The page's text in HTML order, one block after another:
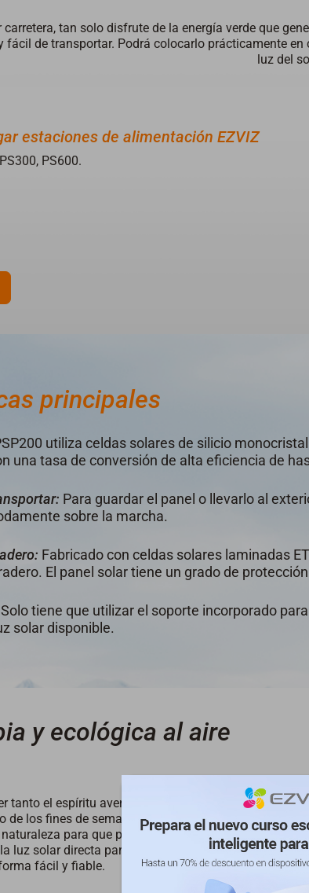
carretera, tan solo disfrute de la energía verde que
fácil de transportar. Podrá colocarlo prácticamente
luz del
estaciones de alimentación EZVIZ
PS600.
principales
utiliza celdas solares de silicio
una tasa de conversión de alta eficiencia de
Para guardar el panel o llevarlo al
sobre la marcha.
Fabricado con celdas solares laminadas
El panel solar tiene un grado de
Solo tiene que utilizar el soporte incorporado
solar disponible.
y ecológica al aire
tanto el espíritu aventurero al aire libre como
de los fines de semana, el panel solar PSP200
para que pueda dejar atrás sus
luz solar directa para cargar su estación de
fácil y fiable.